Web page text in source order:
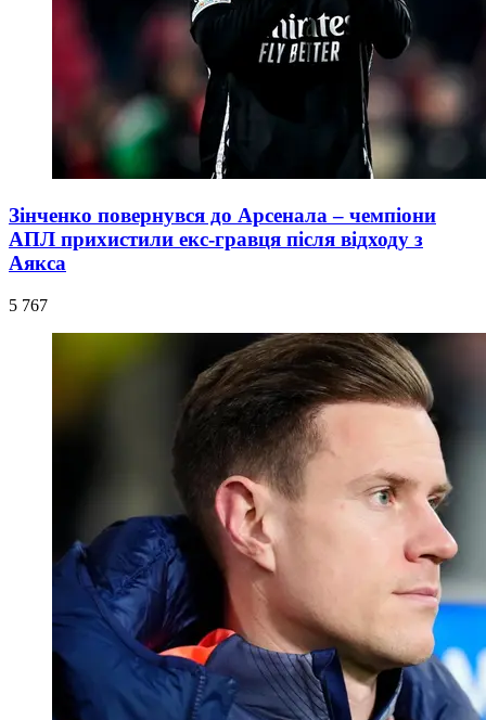
Зінченко повернувся до Арсенала – чемпіони
АПЛ прихистили екс-гравця після відходу з
Аякса
5 767